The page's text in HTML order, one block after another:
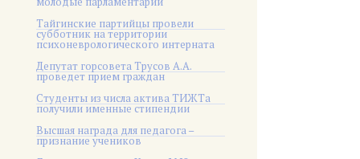
Тайгинские партийцы провели
субботник на территории
психоневрологического интерната
Депутат горсовета Трусов А.А.
проведет прием граждан
Студенты из числа актива ТИЖТа
получили именные стипендии
Высшая награда для педагога –
признание учеников